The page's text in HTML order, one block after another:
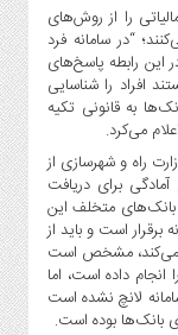
را از روش‌های
“در سامانه فرد
این رابطه پاسخ‌های
افراد را شناسایی
به قانونی تکیه
می‌کرد.
راه و شهرسازی از
برای دریافت
بانک‌های متخلف این
برقرار است و باید از
نمی‌کند، مشخص است
انجام داده است، اما
لانچ نشده است
بانک‌ها بوده است.